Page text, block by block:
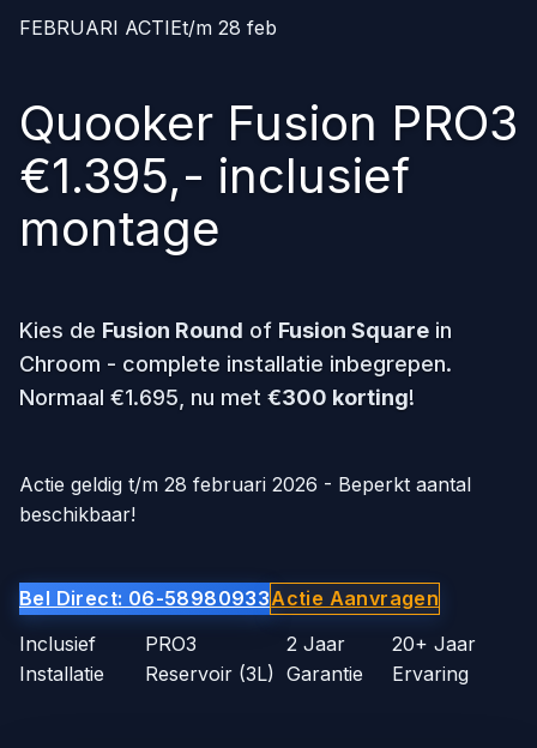
FEBRUARI ACTIEt/m 28 feb
Quooker Fusion PRO3
€1.395,- inclusief
montage
Kies de Fusion Round of Fusion Square in
Chroom - complete installatie inbegrepen.
Normaal €1.695, nu met €300 korting!
Actie geldig t/m 28 februari 2026 - Beperkt aantal
beschikbaar!
Bel Direct: 06-58980933Actie Aanvragen
Inclusief
Installatie
PRO3
Reservoir (3L)
2 Jaar
Garantie
20+ Jaar
Ervaring